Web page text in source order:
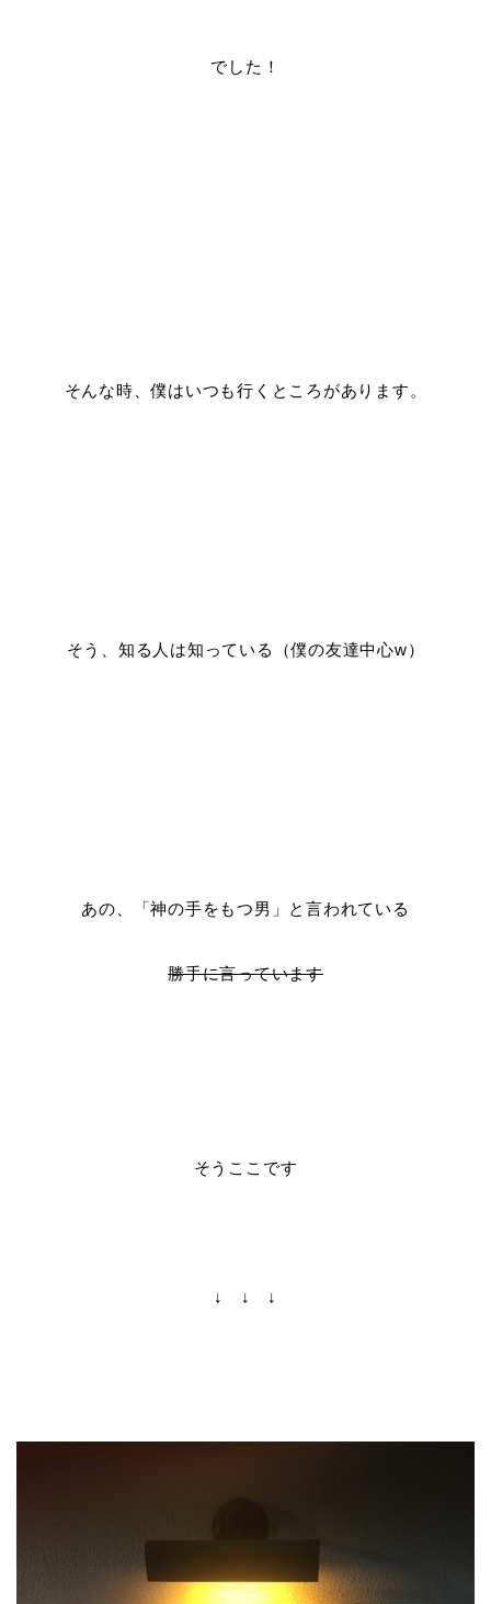
でした！
そんな時、僕はいつも行くところがあります。
そう、知る人は知っている（僕の友達中心w）
あの、「神の手をもつ男」と言われている
勝手に言っています
そうここです
↓ ↓ ↓